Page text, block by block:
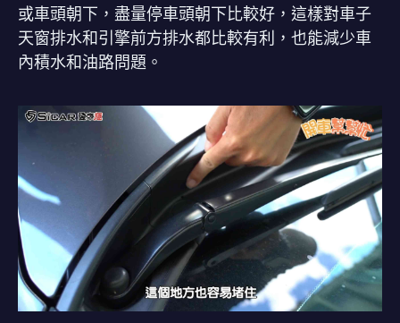
或車頭朝下，盡量停車頭朝下比較好，這樣對車子
天窗排水和引擎前方排水都比較有利，也能減少車
內積水和油路問題。